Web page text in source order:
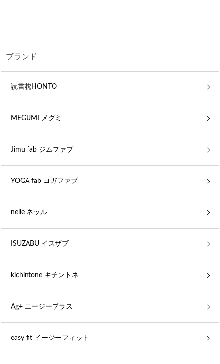
ブランド
読書枕HONTO
MEGUMI メグミ
Jimu fab ジムファブ
YOGA fab ヨガファブ
nelle ネッル
ISUZABU イスザブ
kichintone キチントネ
Ag+ エージープラス
easy fit イージーフィット